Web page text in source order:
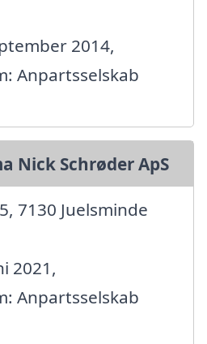
2014,
Anpartsselskab
Nick Schrøder ApS
7130 Juelsminde
2021,
Anpartsselskab